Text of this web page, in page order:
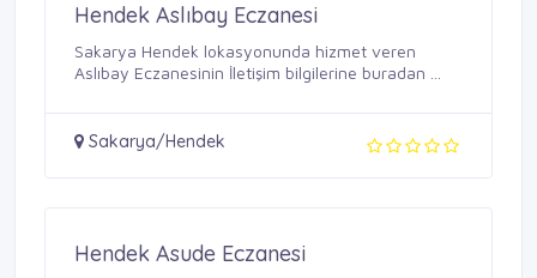
Hendek Aslıbay Eczanesi
Sakarya Hendek lokasyonunda hizmet veren
Aslıbay Eczanesinin İletişim bilgilerine buradan ...
Sakarya/Hendek
Hendek Asude Eczanesi